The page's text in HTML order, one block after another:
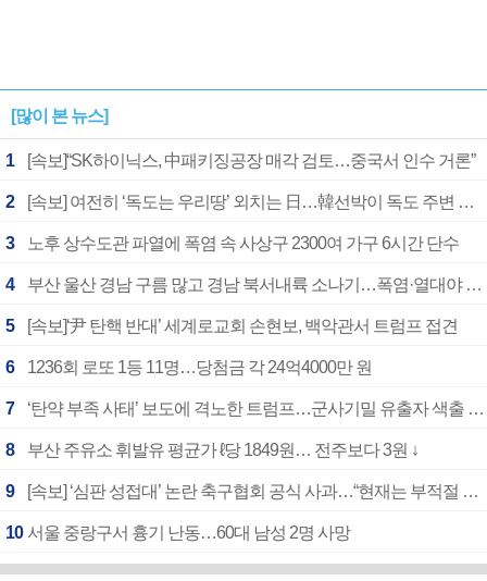
[많이 본 뉴스]
1 [속보]“SK하이닉스, 中패키징공장 매각 검토…중국서 인수 거론”
2 [속보] 여전히 ‘독도는 우리땅’ 외치는 日…韓선박이 독도 주변 해양조사 활동하자 반발
3 노후 상수도관 파열에 폭염 속 사상구 2300여 가구 6시간 단수
4 부산 울산 경남 구름 많고 경남 북서내륙 소나기…폭염·열대야 계속
5 [속보]‘尹 탄핵 반대’ 세계로교회 손현보, 백악관서 트럼프 접견
6 1236회 로또 1등 11명…당첨금 각 24억4000만 원
7 ‘탄약 부족 사태’ 보도에 격노한 트럼프…군사기밀 유출자 색출 지시
8 부산 주유소 휘발유 평균가 ℓ당 1849원… 전주보다 3원 ↓
9 [속보] ‘심판 성접대’ 논란 축구협회 공식 사과…“현재는 부적절 행위 없어”
10 서울 중랑구서 흉기 난동…60대 남성 2명 사망